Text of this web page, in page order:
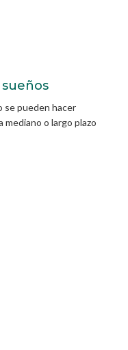
se pueden hacer
o largo plazo